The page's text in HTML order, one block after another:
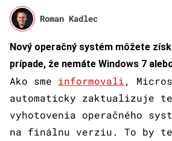
Roman Kadlec
Nový operačný systém môžete
prípade, že nemáte Windows 7
Ako sme informovali,
automaticky zaktualizuje
vyhotovenia operačného
na finálnu verziu. To by